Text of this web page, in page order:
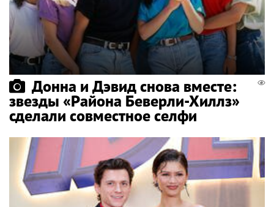
Донна и Дэвид снова вместе:
звезды «Района Беверли-Хиллз»
сделали совместное селфи